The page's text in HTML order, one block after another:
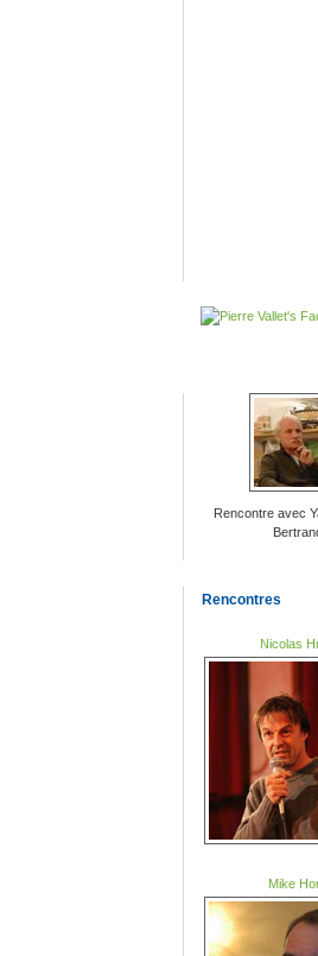
Rencontre avec
Rencontres
Nicolas
Mike